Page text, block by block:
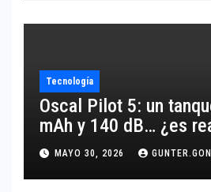
Tecnología
Oscal Pilot 5: un
mAh y 140 dB… ¿es
MAYO 30, 2026